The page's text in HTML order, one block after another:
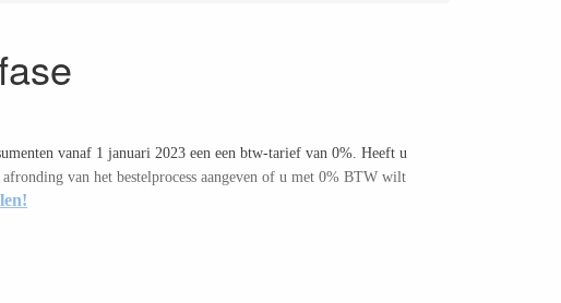
vanaf 1 januari 2023 een een btw-tarief van 0%. Heeft u
van het bestelprocess aangeven of u met 0% BTW wilt